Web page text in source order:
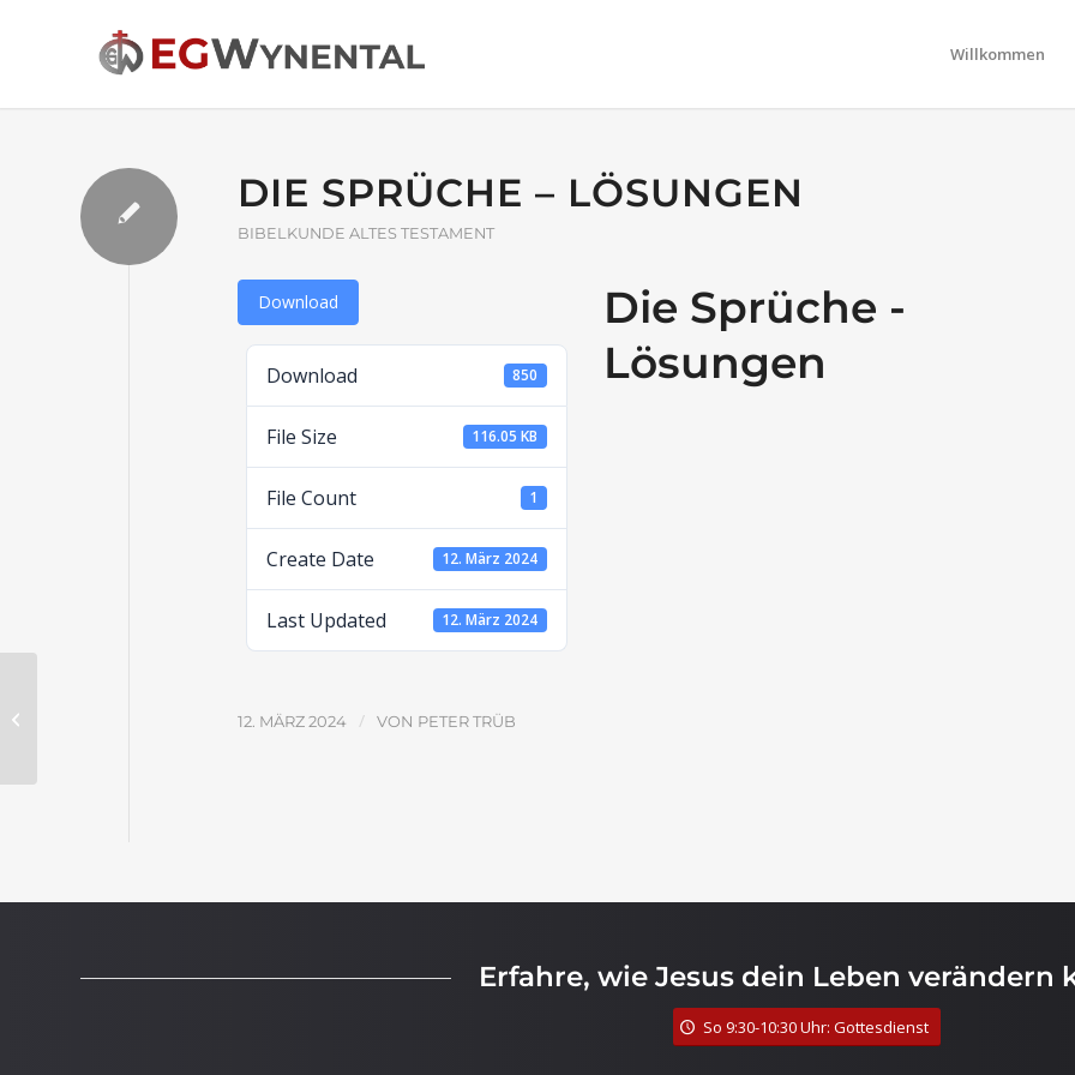
Willkommen
DIE SPRÜCHE – LÖSUNGEN
BIBELKUNDE ALTES TESTAMENT
Download
Download 850
File Size 116.05 KB
File Count 1
Create Date 12. März 2024
Last Updated 12. März 2024
Die Sprüche -
Lösungen
12. MÄRZ 2024 / VON PETER TRÜB
Erfahre, wie Jesus dein Leben verändern
So 9:30-10:30 Uhr: Gottesdienst
Die Sprüche – Aufgabenblatt